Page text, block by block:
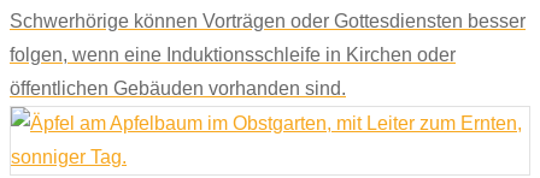
Schwerhörige können Vorträgen oder Gottesdiensten besser
folgen, wenn eine Induktionsschleife in Kirchen oder
öffentlichen Gebäuden vorhanden sind.